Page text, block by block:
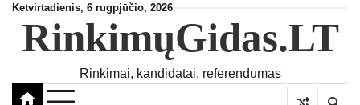
Skip
content
Ketvirtadienis, 6 rugpjūčio, 2026
RinkimųGidas.LT
Rinkimai, kandidatai, referendumas